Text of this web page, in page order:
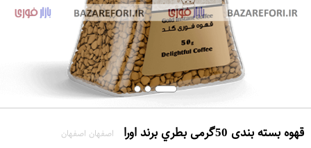
قهوه بسته بندی 50گرمی بطري برند اورا اصفهان اصفهان